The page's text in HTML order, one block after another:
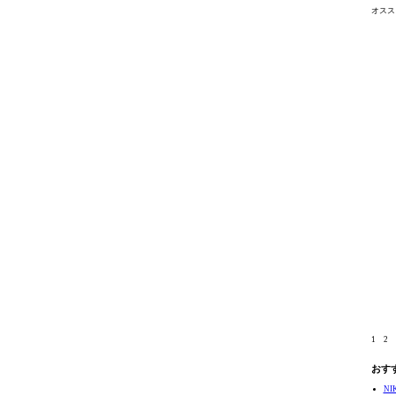
オス
1 2
おす